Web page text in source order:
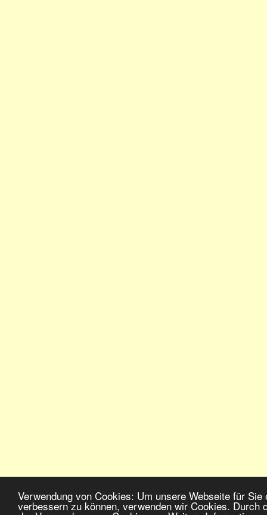
Verwendung von Cookies: Um unsere Webseite für
verbessern zu können, verwenden wir Cookies. Durch